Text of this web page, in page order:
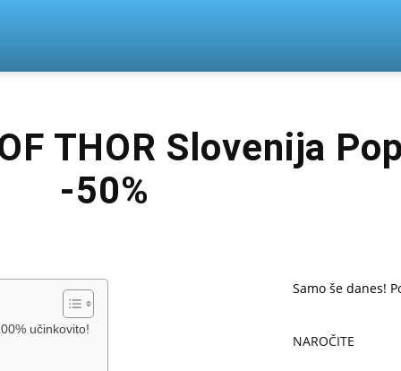
THOR Slovenija
-50%
učinkovito!
Samo še danes!
NAROČITE